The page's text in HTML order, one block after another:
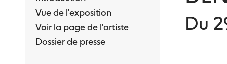
Vue de l'exposition
Voir la page de l'artiste
Dossier de presse
Du